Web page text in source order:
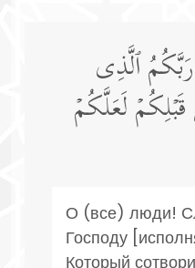
رَبَّكُمُ ٱلَّذِی
لَعَلَّكُمۡ
О (все) люди!
Господу
Который